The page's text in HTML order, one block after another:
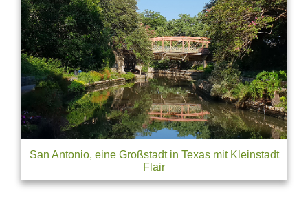
San Antonio, eine Großstadt in Texas mit Kleinstadt
Flair